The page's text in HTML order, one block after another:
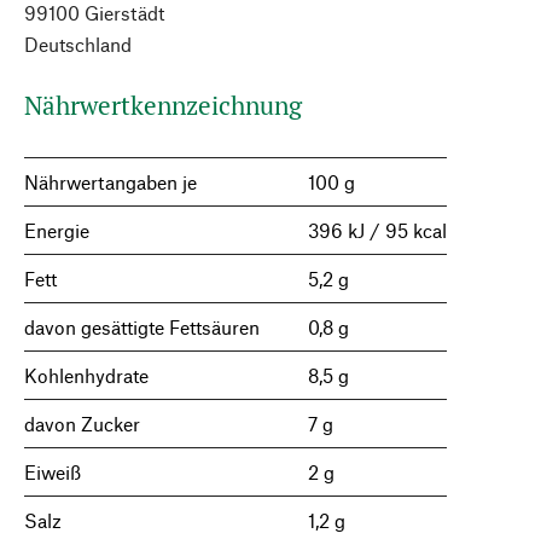
99100 Gierstädt
Deutschland
Nährwertkennzeichnung
Nährwertangaben je 100 g
Energie 396 kJ / 95 kcal
Fett 5,2 g
davon gesättigte Fettsäuren 0,8 g
Kohlenhydrate 8,5 g
davon Zucker 7 g
Eiweiß 2 g
Salz 1,2 g